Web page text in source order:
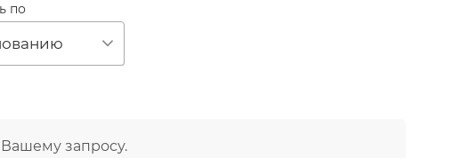
текстуры
салоотделения
кожи
по
запросу.